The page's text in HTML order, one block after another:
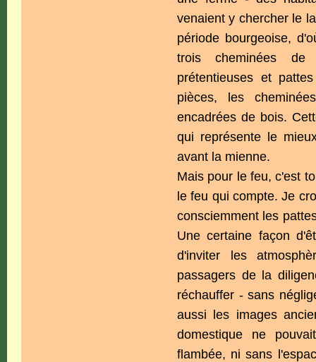
venaient y chercher le
période bourgeoise,
trois cheminées de
prétentieuses et
pièces, les
encadrées de bois.
qui représente le
avant la mienne.
Mais pour le feu, c'est
le feu qui compte. Je
consciemment les
Une certaine façon
d'inviter les
passagers de la
réchauffer - sans
aussi les images
domestique ne
flambée, ni sans